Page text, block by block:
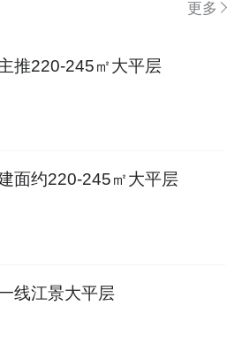
更多
推220-245㎡大平层
面约220-245㎡大平层
线江景大平层